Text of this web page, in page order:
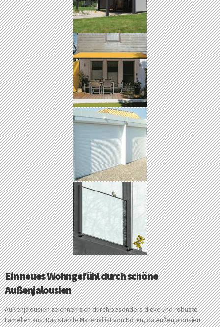
Ein neues Wohngefühl durch schöne
Außenjalousien
Außenjalousien zeichnen sich durch besonders dicke und robuste
Lamellen aus. Das stabile Material ist von Nöten, da Außenjalousien